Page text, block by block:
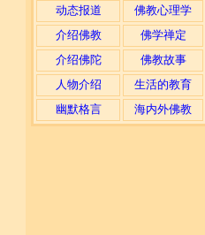
动态报道
佛教心理学
介绍佛教
佛学禅定
介绍佛陀
佛教故事
人物介绍
生活的教育
幽默格言
海内外佛教